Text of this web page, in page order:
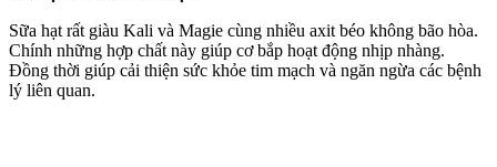
Sữa hạt rất giàu Kali và Magie cùng nhiều axit béo không bão hòa.
Chính những hợp chất này giúp cơ bắp hoạt động nhịp nhàng.
Đồng thời giúp cải thiện sức khỏe tim mạch và ngăn ngừa các bệnh
lý liên quan.